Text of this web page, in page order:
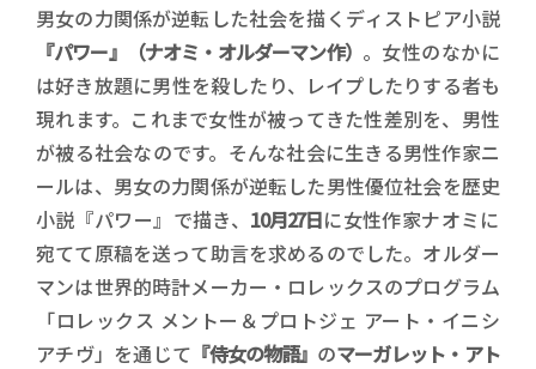
男女の力関係が逆転した社会を描くディストピア小説
『パワー』（ナオミ・オルダーマン作） 。女性のなかに
は好き放題に男性を殺したり、レイプしたりする者も
現れます。これまで女性が被ってきた性差別を、男性
が被る社会なのです。そんな社会に生きる男性作家ニ
ールは、男女の力関係が逆転した男性優位社会を歴史
小説『パワー』で描き、 10月27日に女性作家ナオミに
宛てて原稿を送って助言を求めるのでした。オルダー
マンは世界的時計メーカー・ロレックスのプログラム
「ロレックス メントー＆プロトジェ アート・イニシ
アチヴ」を通じて 『侍女の物語』 のマーガレット・アト